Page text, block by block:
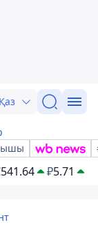
Қаз
541.64 ₽5.71